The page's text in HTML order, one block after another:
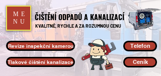
ME
NU
ČIŠTĚNÍ ODPADŮ A KANALIZACÍ
KVALITNĚ, RYCHLE A ZA ROZUMNOU CENU
Revize inspekční kamerou
Tlakové čištění kanalizace
Telefon
Ceník